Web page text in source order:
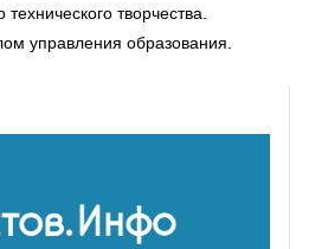
творчества.
управления образования.